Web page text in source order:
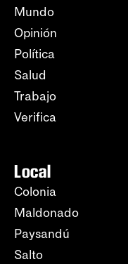
Mundo
Opinión
Política
Salud
Trabajo
Verifica
Local
Colonia
Maldonado
Paysandú
Salto